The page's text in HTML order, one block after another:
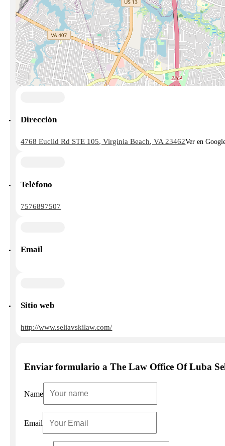
Dirección
4768 Euclid Rd STE 105, Virginia Beach, VA 23462Ver en
Teléfono
7576897507
Email
Sitio web
http://www.seliavskilaw.com/
Enviar formulario a The Law Office Of Luba
Name
Email